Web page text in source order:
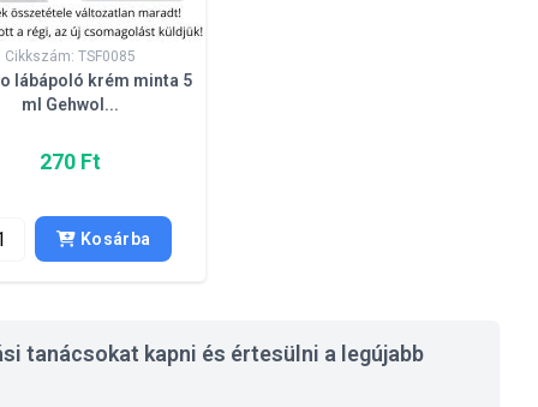
Cikkszám: TSF0085
lábápoló krém minta 5
ml Gehwol...
270 Ft
Kosárba
tanácsokat kapni és értesülni a legújabb